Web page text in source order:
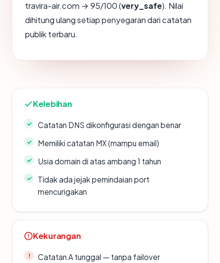
travira-air.com → 95/100 (very_safe). Nilai
dihitung ulang setiap penyegaran dari catatan
publik terbaru.
Kelebihan
Catatan DNS dikonfigurasi dengan benar
Memiliki catatan MX (mampu email)
Usia domain di atas ambang 1 tahun
Tidak ada jejak pemindaian port
mencurigakan
Kekurangan
Catatan A tunggal — tanpa failover